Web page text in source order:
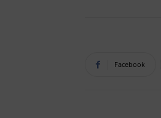
Facebook